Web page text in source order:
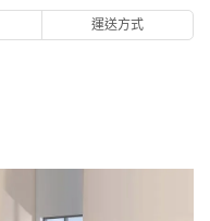
運送方式